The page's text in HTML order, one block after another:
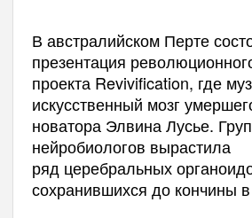
В австралийском Перте
презентация
проекта Revivification, где
искусственный мозг
новатора ЭлвинаЛусье.
нейробиологов вырастила
ряд церебральных
сохранившихся до кончины в